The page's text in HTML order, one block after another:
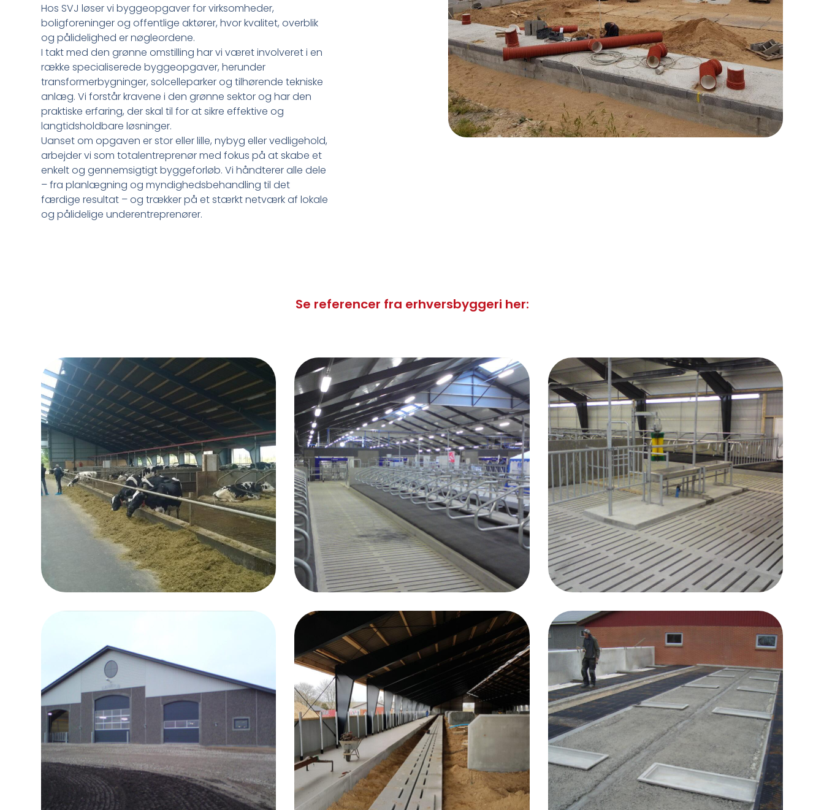
Hos SVJ løser vi byggeopgaver for virksomheder,
boligforeninger og offentlige aktører, hvor kvalitet, overblik
og pålidelighed er nøgleordene.
I takt med den grønne omstilling har vi været involveret i en
række specialiserede byggeopgaver, herunder
transformerbygninger, solcelleparker og tilhørende tekniske
anlæg. Vi forstår kravene i den grønne sektor og har den
praktiske erfaring, der skal til for at sikre effektive og
langtidsholdbare løsninger.
Uanset om opgaven er stor eller lille, nybyg eller vedligehold,
arbejder vi som totalentreprenør med fokus på at skabe et
enkelt og gennemsigtigt byggeforløb. Vi håndterer alle dele
– fra planlægning og myndighedsbehandling til det
færdige resultat – og trækker på et stærkt netværk af lokale
og pålidelige underentreprenører.
Se referencer fra erhversbyggeri her: